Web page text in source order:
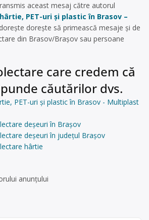
aceast mesaj către autorul
PET-uri și plastic în Brasov –
dorește să primească mesaje și de
din Brasov/Brașov sau persoane
care credem că
căutărilor dvs.
PET-uri și plastic în Brasov - Multiplast
deșeuri în Brașov
deșeuri în județul Brașov
hârtie
anunţului